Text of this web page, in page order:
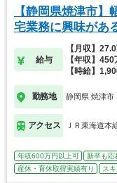
【静岡県焼津市
宅業務に興味があ
給与
【月収】
【年収】
【時給】
勤務地 静岡県 焼津市
アクセス ＪＲ東海道本
年収600万円以上可 新卒も応
産休・育休取得実績有り
ス